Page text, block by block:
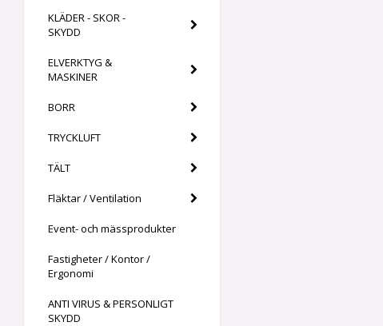
KLÄDER - SKOR -
SKYDD
ELVERKTYG &
MASKINER
BORR
TRYCKLUFT
TÄLT
Fläktar / Ventilation
Event- och mässprodukter
Fastigheter / Kontor /
Ergonomi
ANTI VIRUS & PERSONLIGT
SKYDD